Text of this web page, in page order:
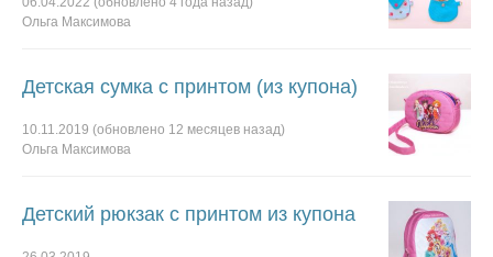
Ольга Максимова
Детская сумка с принтом (из купона)
10.11.2019 (обновлено 12 месяцев назад)
Ольга Максимова
Детский рюкзак с принтом из купона